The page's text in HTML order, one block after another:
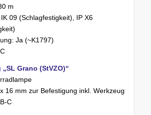
m
09 (Schlagfestigkeit), IP X6
Ja (~K1797)
Grano (StVZO)“
16 mm zur Befestigung inkl. Werkzeug
C